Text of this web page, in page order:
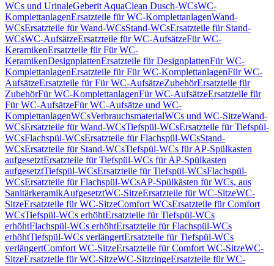
WCs und UrinaleGeberit AquaClean Dusch-WCsWC-
KomplettanlagenErsatzteile für WC-KomplettanlagenWand-
WCsErsatzteile für Wand-WCsStand-WCsErsatzteile für Stand-
WCsWC-AufsätzeErsatzteile für WC-AufsätzeFür WC-
KeramikenErsatzteile für Für WC-
KeramikenDesignplattenErsatzteile für DesignplattenFür WC-
KomplettanlagenErsatzteile für Für WC-KomplettanlagenFür WC-
AufsätzeErsatzteile für Für WC-AufsätzeZubehörErsatzteile für
ZubehörFür WC-KomplettanlagenFür WC-AufsätzeErsatzteile für
Für WC-AufsätzeFür WC-Aufsätze und WC-
KomplettanlagenWCsVerbrauchsmaterialWCs und WC-SitzeWand-
WCsErsatzteile für Wand-WCsTiefspül-WCsErsatzteile für Tiefspül-
WCsFlachspül-WCsErsatzteile für Flachspül-WCsStand-
WCsErsatzteile für Stand-WCsTiefspül-WCs für AP-Spülkasten
aufgesetztErsatzteile für Tiefspül-WCs für AP-Spülkasten
aufgesetztTiefspül-WCsErsatzteile für Tiefspül-WCsFlachspül-
WCsErsatzteile für Flachspül-WCsAP-Spülkästen für WCs, aus
SanitärkeramikAufgesetztWC-SitzeErsatzteile für WC-SitzeWC-
SitzeErsatzteile für WC-SitzeComfort WCsErsatzteile für Comfort
WCsTiefspül-WCs erhöhtErsatzteile für Tiefspül-WCs
erhöhtFlachspül-WCs erhöhtErsatzteile für Flachspül-WCs
erhöhtTiefspül-WCs verlängertErsatzteile für Tiefspül-WCs
verlängertComfort WC-SitzeErsatzteile für Comfort WC-SitzeWC-
SitzeErsatzteile für WC-SitzeWC-SitzringeErsatzteile für WC-